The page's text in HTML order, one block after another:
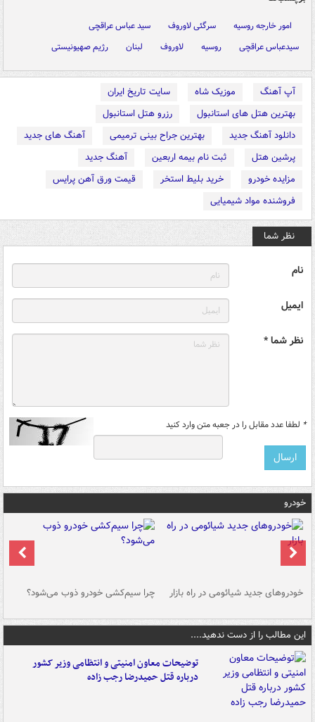
امور خارجه روسیه سرگئی لاوروف
سید عباس عراقچی
سیدعباس عراقچی
روسیه لاوروف لبنان رژیم صهیونیستی
آپ آهنگ موزیک شاه
سایت تاریخ ایران
بهترین هتل های استانبول
رزرو هتل استانبول
دانلود آهنگ جدید
بهترین جراح بینی ترمیمی
آهنگ های جدید
پرشین هتل
ثبت نام بیمه اربعین
آهنگ جدید
مزایده خودرو
خرید بلیط استخر
قیمت ورق آهن پرایس
فروشنده مواد شیمیایی
نظر شما
نام
ایمیل
نظر شما *
* لطفا عدد مقابل را در جعبه متن وارد کنید
خودرو
خودروهای جدید شیائومی در راه بازار چرا سیم‌کشی خودرو ذوب می‌شود؟
این مطالب را از دست ندهید....
توضیحات معاون امنیتی و انتظامی وزیر کشور
درباره قتل حمیدرضا رجب زاده